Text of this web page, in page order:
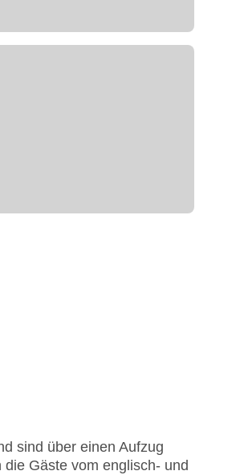
sind über einen Aufzug
Gäste vom englisch- und